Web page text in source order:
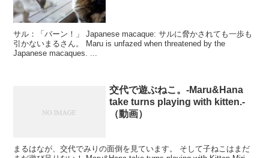
サル：「バーン！」 Japanese macaque: サルに脅かされても一歩も
引かないまるさん。 Maru is unfazed when threatened by the
Japanese macaques. ...
交代で遊ぶねこ。-Maru&Hana
take turns playing with kitten.-
（動画）
まるはなが、交代でみりの面倒を見ています。 そして子ねこはまだ